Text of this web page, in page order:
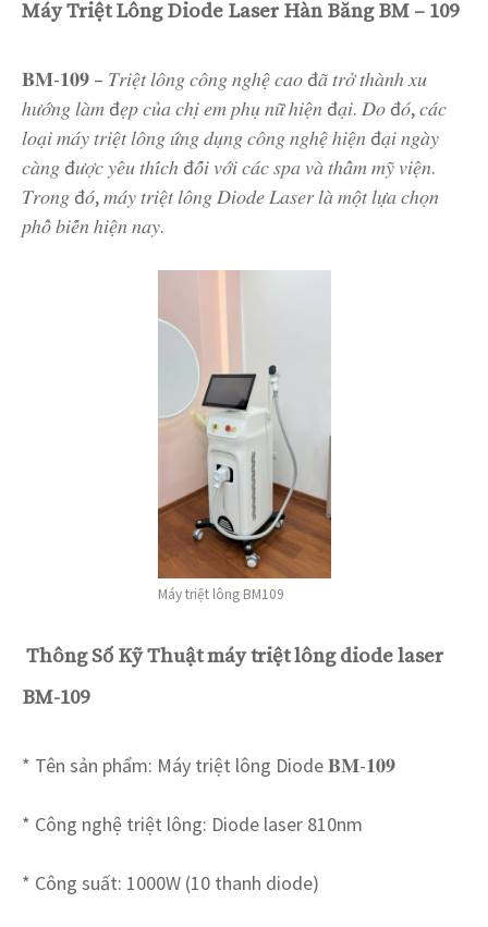
Máy Triệt Lông Diode Laser Hàn Băng BM – 109
𝐁𝐌-𝟏𝟎𝟗 – 𝑇𝑟𝑖𝑒̣̂𝑡 𝑙𝑜̂𝑛𝑔 𝑐𝑜̂𝑛𝑔 𝑛𝑔ℎ𝑒̣̂ 𝑐𝑎𝑜 đ𝑎̃ 𝑡𝑟𝑜̛̉ 𝑡ℎ𝑎̀𝑛ℎ 𝑥𝑢
ℎ𝑢̛𝑜̛́𝑛𝑔 𝑙𝑎̀𝑚 đ𝑒̣𝑝 𝑐𝑢̉𝑎 𝑐ℎ𝑖̣ 𝑒𝑚 𝑝ℎ𝑢̣ 𝑛𝑢̛̃ ℎ𝑖𝑒̣̂𝑛 đ𝑎̣𝑖. 𝐷𝑜 đ𝑜́, 𝑐𝑎́𝑐
𝑙𝑜𝑎̣𝑖 𝑚𝑎́𝑦 𝑡𝑟𝑖𝑒̣̂𝑡 𝑙𝑜̂𝑛𝑔 𝑢̛́𝑛𝑔 𝑑𝑢̣𝑛𝑔 𝑐𝑜̂𝑛𝑔 𝑛𝑔ℎ𝑒̣̂ ℎ𝑖𝑒̣̂𝑛 đ𝑎̣𝑖 𝑛𝑔𝑎̀𝑦
𝑐𝑎̀𝑛𝑔 đ𝑢̛𝑜̛̣𝑐 𝑦𝑒̂𝑢 𝑡ℎ𝑖́𝑐ℎ đ𝑜̂́𝑖 𝑣𝑜̛́𝑖 𝑐𝑎́𝑐 𝑠𝑝𝑎 𝑣𝑎̀ 𝑡ℎ𝑎̂̉𝑚 𝑚𝑦̃ 𝑣𝑖𝑒̣̂𝑛.
𝑇𝑟𝑜𝑛𝑔 đ𝑜́, 𝑚𝑎́𝑦 𝑡𝑟𝑖𝑒̣̂𝑡 𝑙𝑜̂𝑛𝑔 𝐷𝑖𝑜𝑑𝑒 𝐿𝑎𝑠𝑒𝑟 𝑙𝑎̀ 𝑚𝑜̣̂𝑡 𝑙𝑢̛̣𝑎 𝑐ℎ𝑜̣𝑛
𝑝ℎ𝑜̂̉ 𝑏𝑖𝑒̂́𝑛 ℎ𝑖𝑒̣̂𝑛 𝑛𝑎𝑦.
Máy triệt lông BM109
Thông Số Kỹ Thuật máy triệt lông diode laser
BM-109
* Tên sản phẩm: Máy triệt lông Diode 𝐁𝐌-𝟏𝟎𝟗
* Công nghệ triệt lông: Diode laser 810nm
* Công suất: 1000W (10 thanh diode)